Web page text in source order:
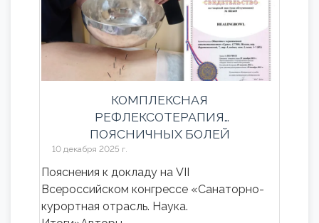
КОМПЛЕКСНАЯ
РЕФЛЕКСОТЕРАПИЯ
ПОЯСНИЧНЫХ БОЛЕЙ
10 декабря 2025 г.
Пояснения к докладу на VII
Всероссийском конгрессе «Санаторно-
курортная отрасль. Наука.